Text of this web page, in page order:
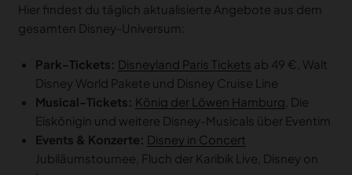
Hier findest du täglich aktualisierte Angebote aus dem
gesamten Disney-Universum:
Park-Tickets: Disneyland Paris Tickets ab 49 €, Walt
Disney World Pakete und Disney Cruise Line
Musical-Tickets: König der Löwen Hamburg , Die
Eiskönigin und weitere Disney-Musicals über Eventim
Events & Konzerte: Disney in Concert
Jubiläumstournee, Fluch der Karibik Live, Disney on